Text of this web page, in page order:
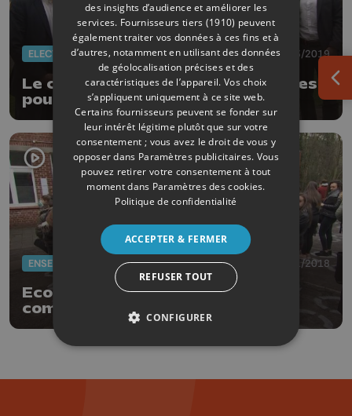
ELECTIONS 2019 01/03/2019
Le cdH a dévoilé ses têtes de listes
pour les élections du 26 mai
08/01/2018
Ecole : récompenser les
comportements positifs
des insights d’audience et améliorer les
services. Fournisseurs tiers (1910) peuvent
également traiter vos données à ces fins et à
d’autres, notamment en utilisant des données
de géolocalisation précises et des
caractéristiques de l’appareil. Vos choix
s’appliquent uniquement à ce site web.
Certains fournisseurs peuvent se fonder sur
leur intérêt légitime plutôt que sur votre
consentement ; vous avez le droit de vous y
opposer dans Paramètres publicitaires. Vous
pouvez retirer votre consentement à tout
moment dans Paramètres des cookies.
Politique de confidentialité
ACCEPTER & FERMER
REFUSER TOUT
CONFIGURER